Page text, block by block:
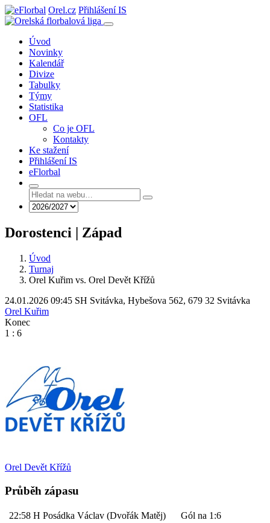
Orel.cz Přihlášení IS
Úvod
Novinky
Kalendář
Divize
Tabulky
Týmy
Statistika
OFL
Co je OFL
Kontakty
Ke stažení
Přihlášení IS
eFlorbal
Dorostenci | Západ
Úvod
Turnaj
Orel Kuřim vs. Orel Devět Křížů
24.01.2026 09:45 SH Svitávka, Hybešova 562, 679 32 Svitávka
Orel Kuřim
Konec
1 : 6
Orel Devět Křížů
Průběh zápasu
22:58 H Posádka Václav (Dvořák Matěj)
Gól na 1:6